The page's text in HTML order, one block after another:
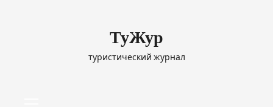
ТуЖур
туристический журнал